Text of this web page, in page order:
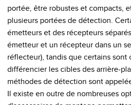
portée, être robustes et compacts,
plusieurs portées de détection.
émetteurs et des récepteurs
émetteur et un récepteur dans un
réflecteur), tandis que certains sont
différencier les cibles des arrière-
méthodes de détection sont
Il existe en outre de nombreuses